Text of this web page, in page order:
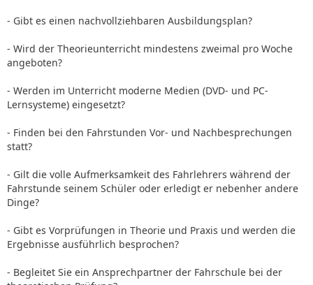
- Gibt es einen nachvollziehbaren Ausbildungsplan?
- Wird der Theorieunterricht mindestens zweimal pro Woche
angeboten?
- Werden im Unterricht moderne Medien (DVD- und PC-
Lernsysteme) eingesetzt?
- Finden bei den Fahrstunden Vor- und Nachbesprechungen
statt?
- Gilt die volle Aufmerksamkeit des Fahrlehrers während der
Fahrstunde seinem Schüler oder erledigt er nebenher andere
Dinge?
- Gibt es Vorprüfungen in Theorie und Praxis und werden die
Ergebnisse ausführlich besprochen?
- Begleitet Sie ein Ansprechpartner der Fahrschule bei der